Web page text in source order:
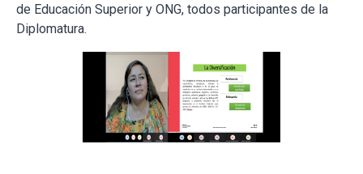
de Educación Superior y ONG, todos participantes de la
Diplomatura.